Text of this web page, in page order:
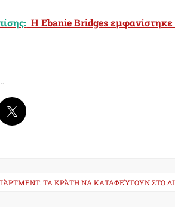
Η Ebanie Bridges
ΤΑ ΚΡΆΤΗ ΝΑ ΚΑΤΑΦΕΎΓΟΥΝ ΣΤΟ